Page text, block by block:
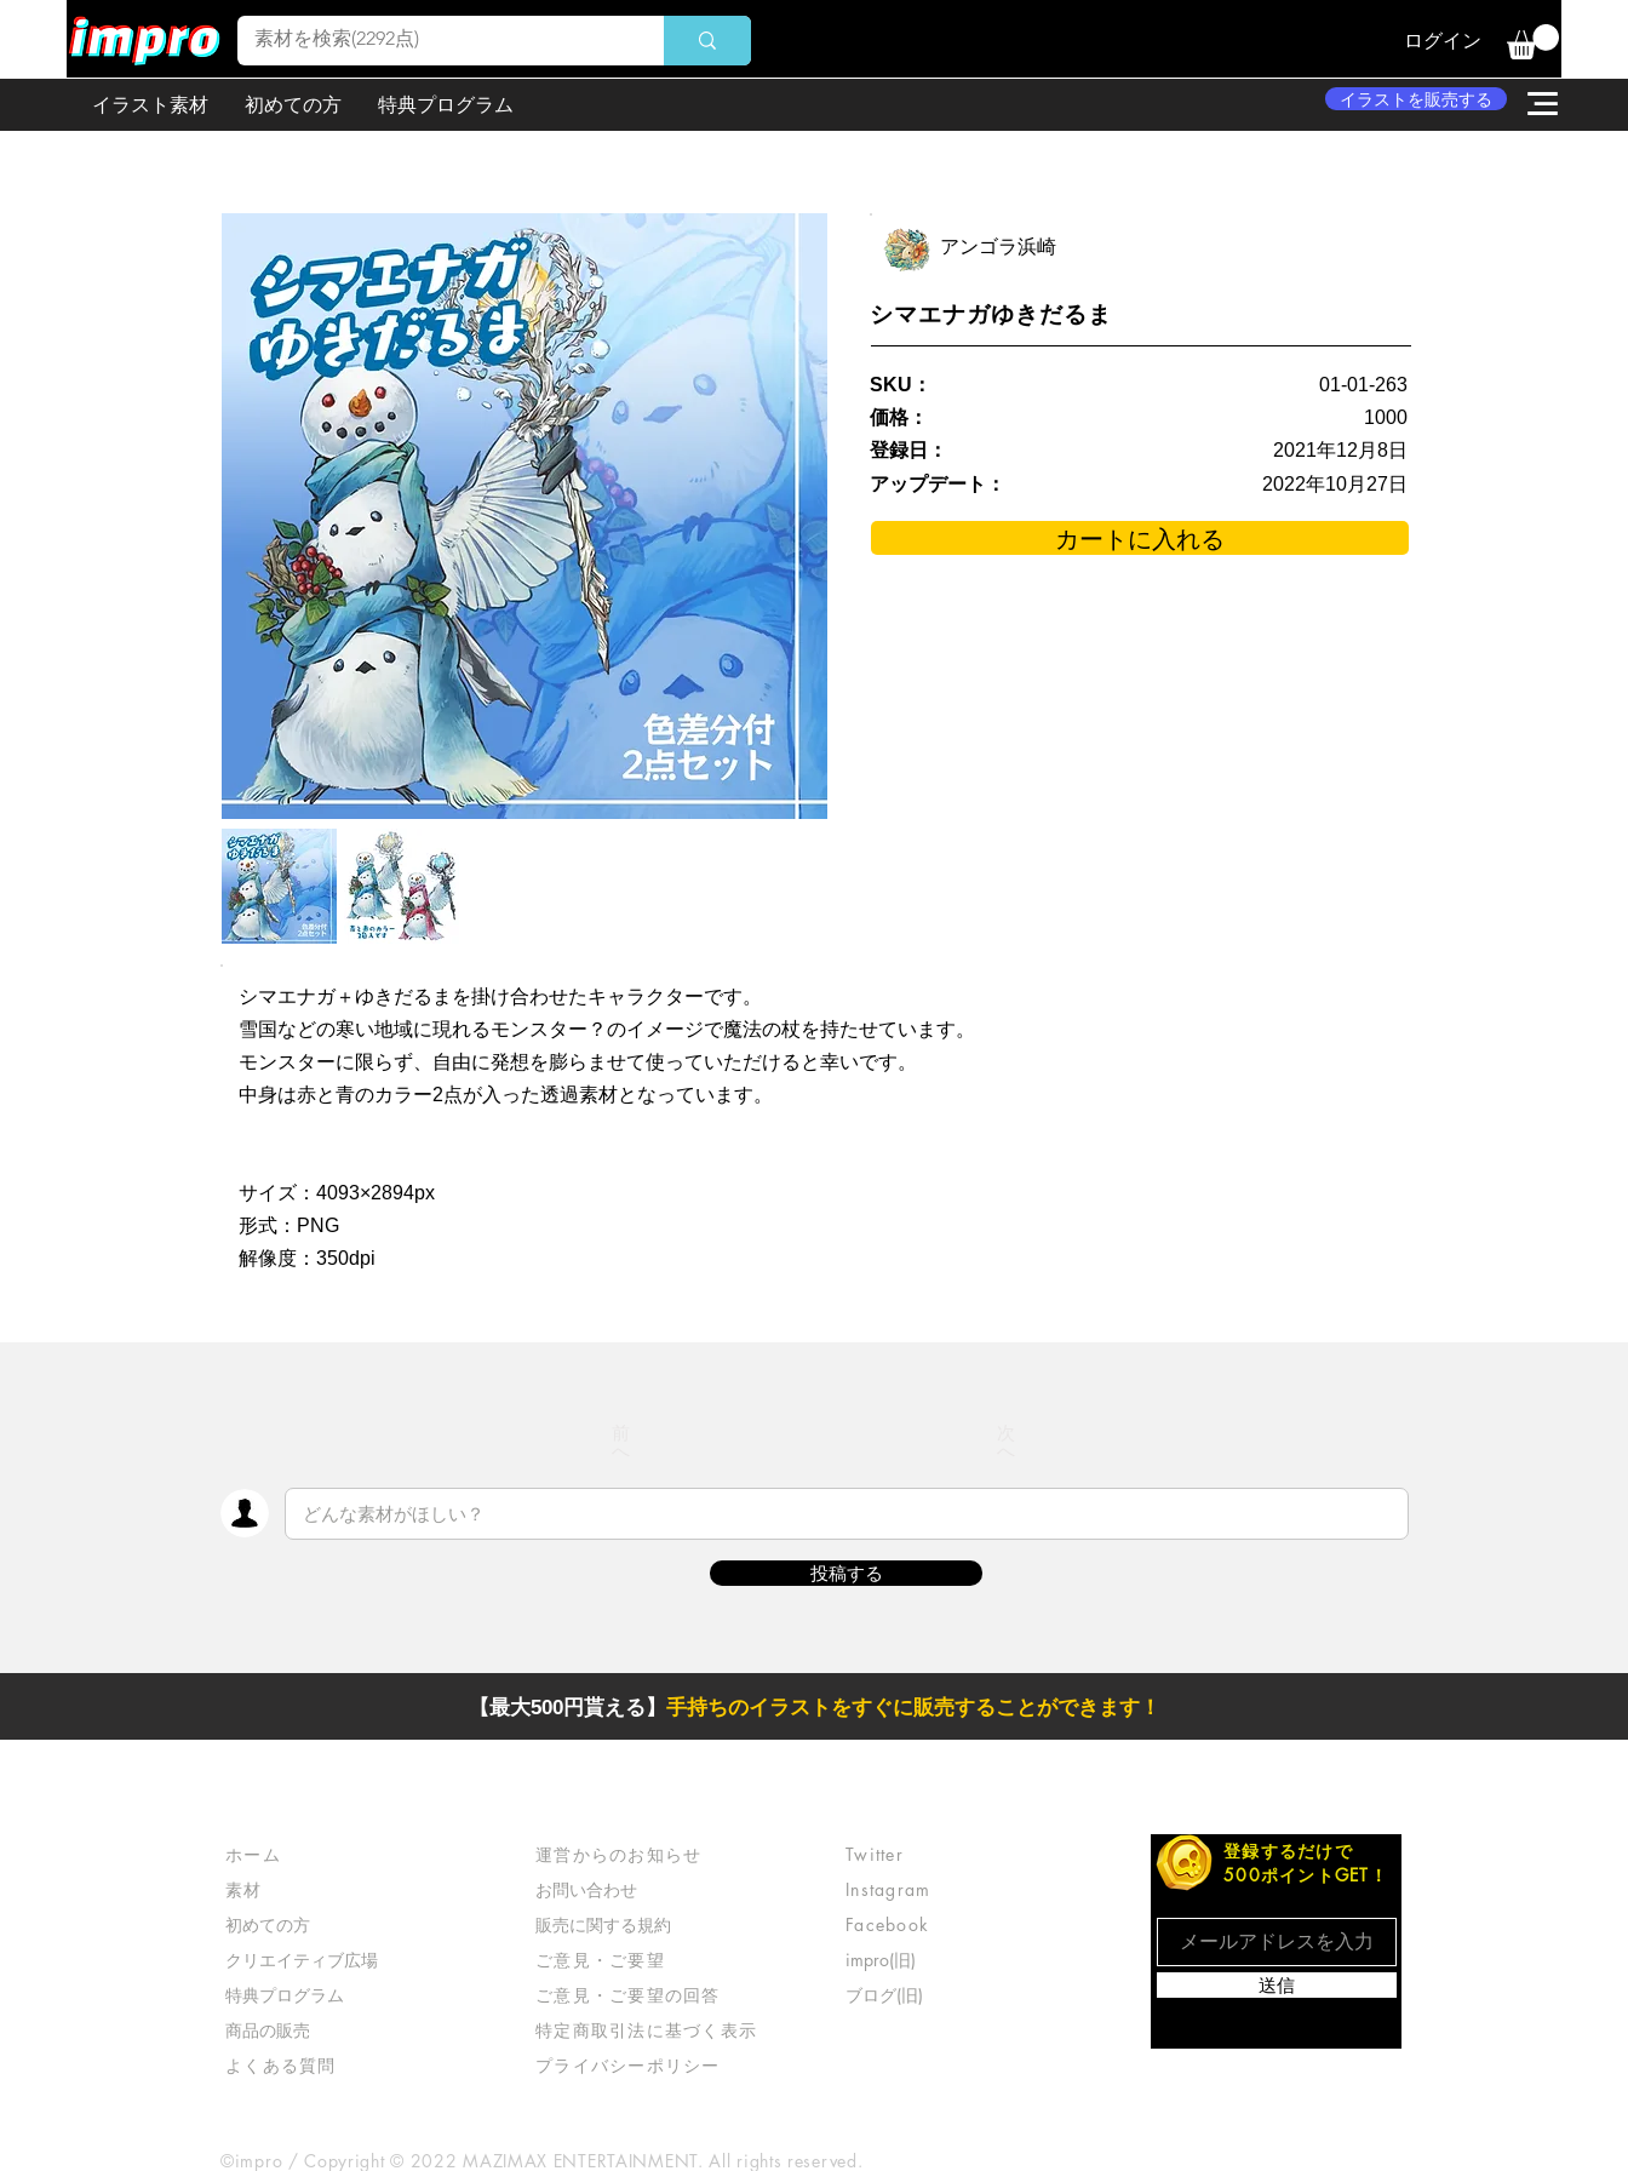
ログイン
イラスト素材 初めての方 特典プログラム イラストを販売する
アンゴラ浜崎
シマエナガゆきだるま
SKU：
01-01-263
価格：
1000
登録日：
2021年12月8日
アップデート：
2022年10月27日
カートに入れる
シマエナガ＋ゆきだるまを掛け合わせたキャラクターです。
雪国などの寒い地域に現れるモンスター？のイメージで魔法の杖を持たせています。
モンスターに限らず、自由に発想を膨らませて使っていただけると幸いです。
中身は赤と青のカラー2点が入った透過素材となっています。
サイズ：4093×2894px
形式：PNG
解像度：350dpi
投稿する
【最大500円貰える】 手持ちのイラストをすぐに販売することができます！
ホーム
素材
初めての方
​クリエイティブ広場
​特典プログラム
​商品の販売
よくある質問
​運営からのお知らせ
お問い合わせ
​販売に関する規約
​ご意見・ご要望
​ご意見・ご要望の回答
特定商取引法に基づく表示
​プライバシーポリシー
Twitter
Instagram
Facebook
impro(旧)​
ブログ(旧)
登録するだけで
500ポイントGET！
送信
©impro / Copyright © 2022 MAZIMAX ENTERTAINMENT. All rights reserved.